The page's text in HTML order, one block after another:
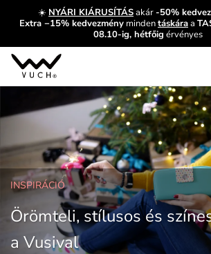
☀️ NYÁRI KIÁRUSÍTÁSakár-50%
Extra −15% kedvezmény mindentáskáraa
08.10-ig, hétfőig érvényes
INSPIRÁCIÓ
Örömteli, stílusos és
a Vusival